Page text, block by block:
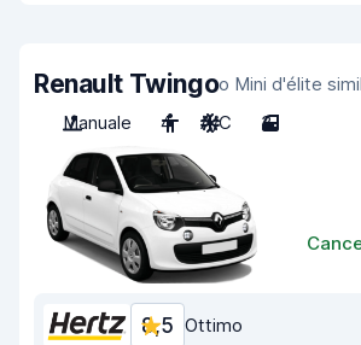
Renault Twingoo Mini d'élite
Manuale
4 A/C 3
8,5 Ottimo